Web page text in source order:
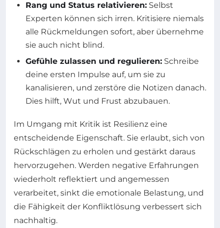
Rang und Status relativieren: Selbst
Experten können sich irren. Kritisiere niemals
alle Rückmeldungen sofort, aber übernehme
sie auch nicht blind.
Gefühle zulassen und regulieren: Schreibe
deine ersten Impulse auf, um sie zu
kanalisieren, und zerstöre die Notizen danach.
Dies hilft, Wut und Frust abzubauen.
Im Umgang mit Kritik ist Resilienz eine
entscheidende Eigenschaft. Sie erlaubt, sich von
Rückschlägen zu erholen und gestärkt daraus
hervorzugehen. Werden negative Erfahrungen
wiederholt reflektiert und angemessen
verarbeitet, sinkt die emotionale Belastung, und
die Fähigkeit der Konfliktlösung verbessert sich
nachhaltig.